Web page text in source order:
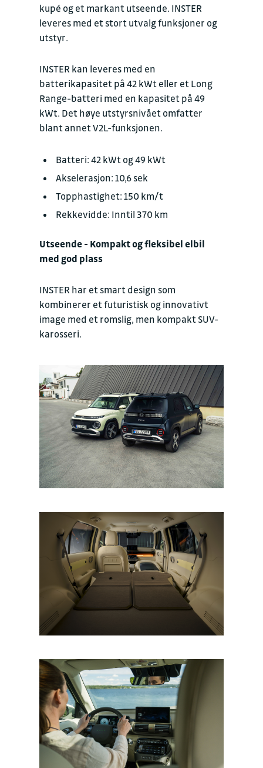
kupé og et markant utseende. INSTER
leveres med et stort utvalg funksjoner og
utstyr.
INSTER kan leveres med en
batterikapasitet på 42 kWt eller et Long
Range-batteri med en kapasitet på 49
kWt. Det høye utstyrsnivået omfatter
blant annet V2L-funksjonen.
Batteri: 42 kWt og 49 kWt
Akselerasjon: 10,6 sek
Topphastighet: 150 km/t
Rekkevidde: Inntil 370 km
Utseende - Kompakt og fleksibel elbil
med god plass
INSTER har et smart design som
kombinerer et futuristisk og innovativt
image med et romslig, men kompakt SUV-
karosseri.